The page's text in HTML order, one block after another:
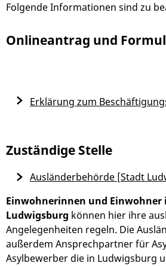
Folgende Informationen sind zu
Onlineantrag und
Erklärung zum
Zuständige Stelle
Einwohnerinnen und Einwohner
Ludwigsburg können hier ihre
Angelegenheiten regeln. Die
außerdem Ansprechpartner für
Asylbewerber die in Ludwigsburg
Ausländerbehörde [Stadt